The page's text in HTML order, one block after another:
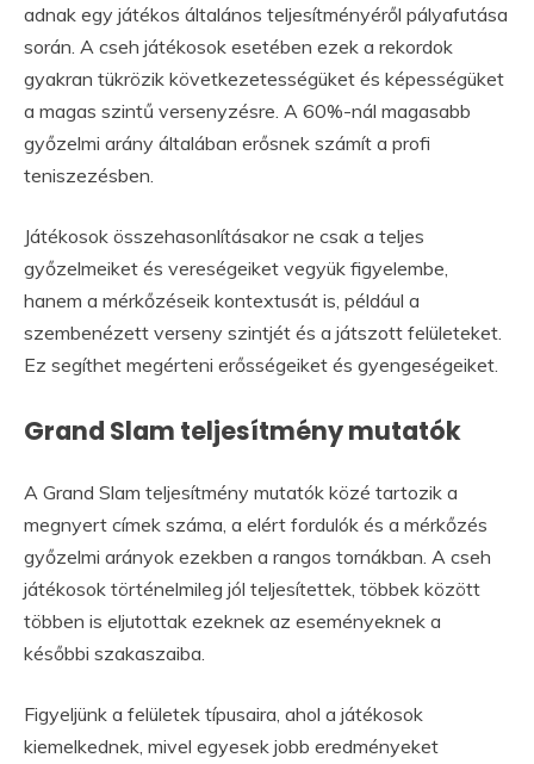
adnak egy játékos általános teljesítményéről pályafutása
során. A cseh játékosok esetében ezek a rekordok
gyakran tükrözik következetességüket és képességüket
a magas szintű versenyzésre. A 60%-nál magasabb
győzelmi arány általában erősnek számít a profi
teniszezésben.
Játékosok összehasonlításakor ne csak a teljes
győzelmeiket és vereségeiket vegyük figyelembe,
hanem a mérkőzéseik kontextusát is, például a
szembenézett verseny szintjét és a játszott felületeket.
Ez segíthet megérteni erősségeiket és gyengeségeiket.
Grand Slam teljesítmény mutatók
A Grand Slam teljesítmény mutatók közé tartozik a
megnyert címek száma, a elért fordulók és a mérkőzés
győzelmi arányok ezekben a rangos tornákban. A cseh
játékosok történelmileg jól teljesítettek, többek között
többen is eljutottak ezeknek az eseményeknek a
későbbi szakaszaiba.
Figyeljünk a felületek típusaira, ahol a játékosok
kiemelkednek, mivel egyesek jobb eredményeket